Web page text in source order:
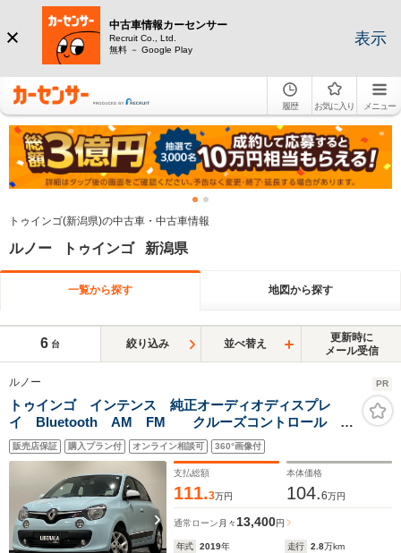
中古車情報カーセンサー
Recruit Co., Ltd.
無料 － Google Play
表示
履歴 お気に入り メニュー
トゥインゴ(新潟県)の中古車・中古車情報
ルノー トゥインゴ 新潟県
一覧から探す 地図から探す
6 台 絞り込み 並べ替え
更新時に
メール受信
ルノー PR
トゥインゴ インテンス 純正オーディオディスプレ
イ Bluetooth AM FM クルーズコントロール レ
ーンアシスト アイドリングストップ コーナリングラ
イト フロントフォグランプ リアフォグランプ スペ
アキー 純正15インチAW
販売店保証 購入プラン付 オンライン相談可 360°画像付
支払総額
111.3万円
本体価格
104.6万円
通常ローン 月々13,400円
年式 2019年 走行 2.8万km